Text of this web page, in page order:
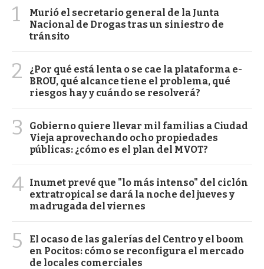
1
Murió el secretario general de la Junta
Nacional de Drogas tras un siniestro de
tránsito
2
¿Por qué está lenta o se cae la plataforma e-
BROU, qué alcance tiene el problema, qué
riesgos hay y cuándo se resolverá?
3
Gobierno quiere llevar mil familias a Ciudad
Vieja aprovechando ocho propiedades
públicas: ¿cómo es el plan del MVOT?
4 Inumet prevé que "lo más intenso" del ciclón
extratropical se dará la noche del jueves y
madrugada del viernes
5
El ocaso de las galerías del Centro y el boom
en Pocitos: cómo se reconfigura el mercado
de locales comerciales